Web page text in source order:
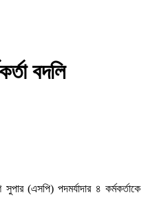
বদলি
(এসপি) পদমর্যাদার ৪ কর্মকর্তাকে